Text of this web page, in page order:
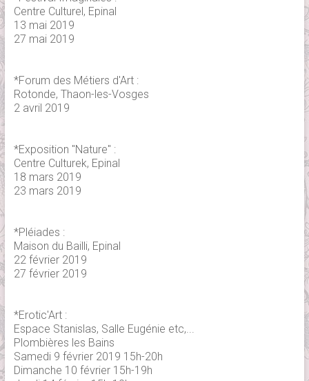
Centre Culturel, Epinal
13 mai 2019
27 mai 2019
*Forum des Métiers d'Art :
Rotonde, Thaon-les-Vosges
2 avril 2019
*Exposition "Nature" :
Centre Culturek, Epinal
18 mars 2019
23 mars 2019
*Pléiades :
Maison du Bailli, Epinal
22 février 2019
27 février 2019
*Erotic'Art :
Espace Stanislas, Salle Eugénie etc,...
Plombières les Bains
Samedi 9 février 2019 15h-20h
Dimanche 10 février 15h-19h